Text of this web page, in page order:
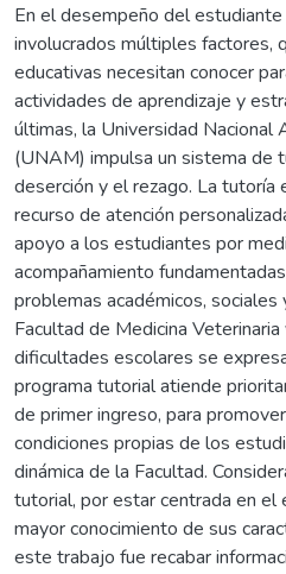
En el desempeño del
involucrados múltiples factores,
educativas necesitan conocer
actividades de aprendizaje y
últimas, la Universidad Nacional
(UNAM) impulsa un sistema de
deserción y el rezago. La tutoría
recurso de atención
apoyo a los estudiantes por
acompañamiento
problemas académicos, sociales
Facultad de Medicina
dificultades escolares se
programa tutorial atiende
de primer ingreso, para
condiciones propias de los
dinámica de la Facultad.
tutorial, por estar centrada en el
mayor conocimiento de sus
este trabajo fue recabar